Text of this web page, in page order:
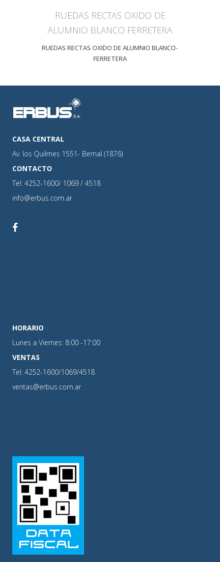
RUEDAS RECTAS OXIDO DE
ALUMNIO BLANCO FERRETERA
RUEDAS RECTAS OXIDO DE ALUMNIO BLANCO-
FERRETERA
CASA CENTRAL
Av. los Quilmes 1551- Bernal (1876)
CONTACTO
Tel: 4252-1600/ 1069 / 4518
info@erbus.com.ar
HORARIO
Lunes a Viernes: 8:00 -17:00
VENTAS
Tel: 4252-1600/1069/4518
ventas@erbus.com.ar